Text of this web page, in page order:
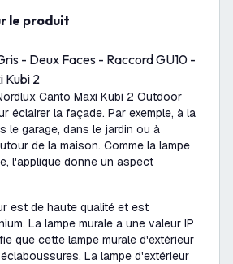
le produit
- Deux Faces - Raccord GU10 -
Kubi 2
Canto Maxi Kubi 2 Outdoor
éclairer la façade. Par exemple, à la
le garage, dans le jardin ou à
de la maison. Comme la lampe
l'applique donne un aspect
est de haute qualité et est
La lampe murale a une valeur IP
que cette lampe murale d'extérieur
La lampe d'extérieur